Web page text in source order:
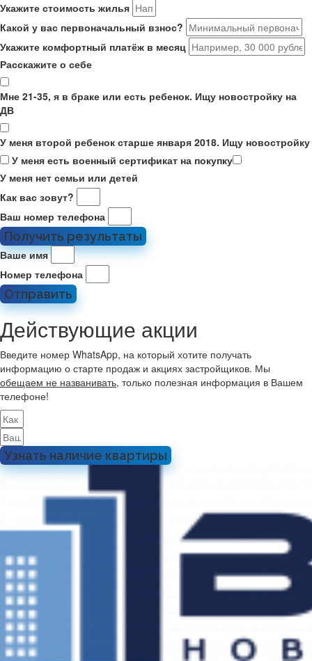
Укажите стоимость жилья
Какой у вас первоначальный взнос?
Укажите комфортный платёж в месяц
Расскажите о себе
Мне 21-35, я в браке или есть ребенок. Ищу новостройку на
ДВ
У меня второй ребенок старше января 2018. Ищу новостройку
У меня есть военный сертификат на покупку
У меня нет семьи или детей
Как вас зовут?
Ваш номер телефона
Получить результаты
Ваше имя
Номер телефона
Отправить
Действующие акции
Введите номер WhatsApp, на который хотите получать
информацию о старте продаж и акциях застройщиков. Мы
обещаем не названивать, только полезная информация в Вашем
телефоне!
Узнать наличие квартиры